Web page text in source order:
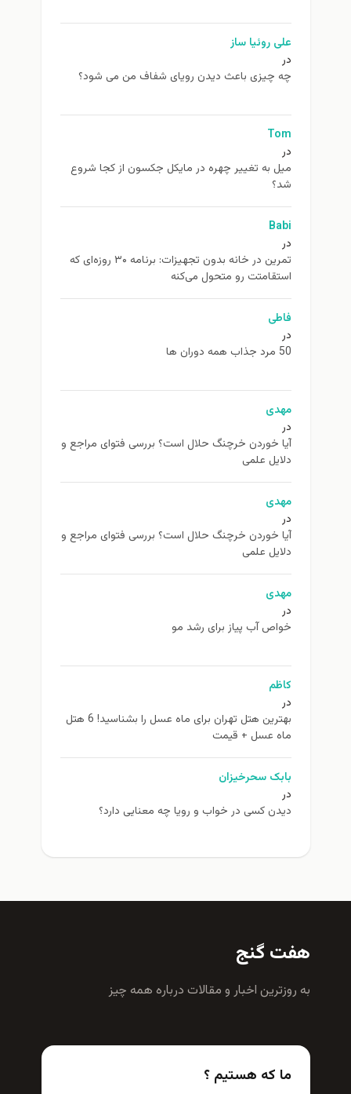
علی روئیا ساز
در
چه چیزی باعث دیدن رویای شفاف من می شود؟
Tom
در
ميل به تغيير چهره در مایکل جکسون از كجا شروع
شد؟
Babi
در
تمرین در خانه بدون تجهیزات: برنامه ۳۰ روزه‌ای که
استقامتت رو متحول می‌کنه
فاطی
در
50 مرد جذاب همه دوران ها
مهدی
در
آیا خوردن خرچنگ حلال است؟ بررسی فتوای مراجع و
دلایل علمی
مهدی
در
آیا خوردن خرچنگ حلال است؟ بررسی فتوای مراجع و
دلایل علمی
مهدی
در
خواص آب پیاز برای رشد مو
کاظم
در
بهترین هتل تهران برای ماه عسل را بشناسید! 6 هتل
ماه عسل + قیمت
بابک سحرخیزان
در
دیدن کسی در خواب و رویا چه معنایی دارد؟
هفت گنج
به روزترين اخبار و مقالات درباره همه چيز
ما که هستیم ؟